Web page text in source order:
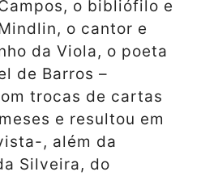
o bibliófilo e
o cantor e
da Viola, o poeta
de Barros –
trocas de cartas
e resultou em
, além da
Silveira, do